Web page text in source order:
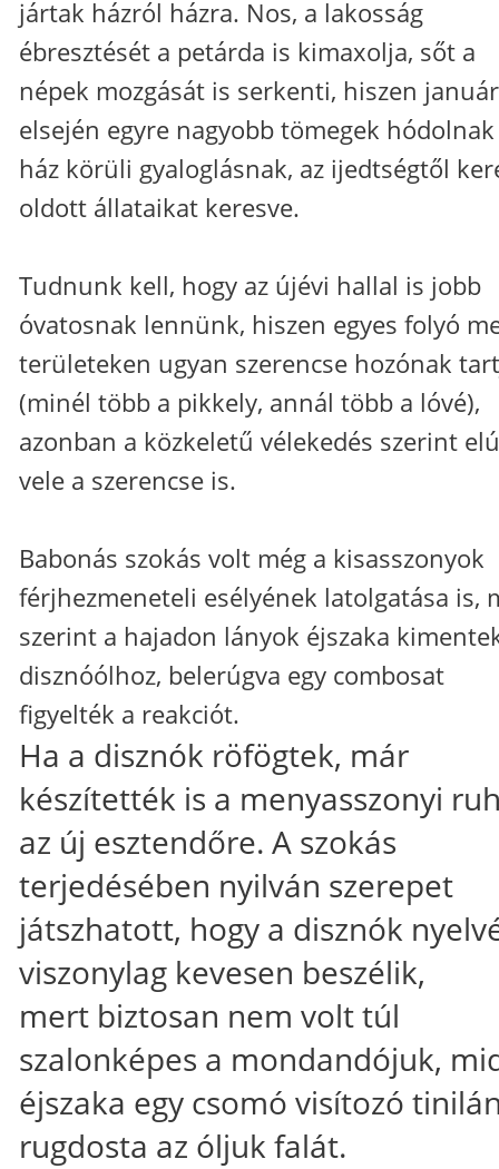
jártak házról házra. Nos, a lakosság
ébresztését a petárda is kimaxolja, sőt a
népek mozgását is serkenti, hiszen január
elsején egyre nagyobb tömegek
ház körüli gyaloglásnak, az ijedtségtől
oldott állataikat keresve.
Tudnunk kell, hogy az újévi hallal is jobb
óvatosnak lennünk, hiszen egyes folyó
területeken ugyan szerencse hozónak
(minél több a pikkely, annál több a lóvé),
azonban a közkeletű vélekedés szerint
vele a szerencse is.
Babonás szokás volt még a kisasszonyok
férjhezmeneteli esélyének latolgatása is,
szerint a hajadon lányok éjszaka
disznóólhoz, belerúgva egy combosat
figyelték a reakciót.
Ha a disznók röfögtek, már
készítették is a menyasszonyi
az új esztendőre. A szokás
terjedésében nyilván szerepet
játszhatott, hogy a disznók
viszonylag kevesen beszélik,
mert biztosan nem volt túl
szalonképes a mondandójuk,
éjszaka egy csomó visítozó
rugdosta az óljuk falát.